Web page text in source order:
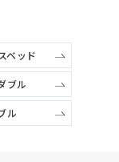
ベッド
ブル
ル